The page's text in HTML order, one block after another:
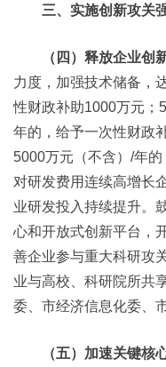
三、实施创新攻关
（四）释放企业创新
力度，加强技术储备，
性财政补助1000万元；
年的，给予一次性财政
5000万元（不含）/年的
对研发费用连续高增长
业研发投入持续提升。
心和开放式创新平台，
善企业参与重大科研攻
业与高校、科研院所共
委、市经济信息化委、
（五）加速关键核